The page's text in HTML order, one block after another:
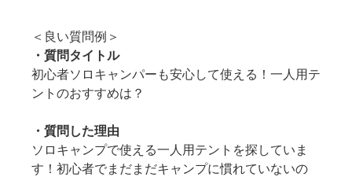
＜良い質問例＞
・質問タイトル
初心者ソロキャンパーも安心して使える！一人用テ
ントのおすすめは？
・質問した理由
ソロキャンプで使える一人用テントを探していま
す！初心者でまだまだキャンプに慣れていないの